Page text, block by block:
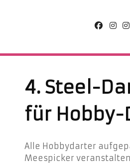
4. Steel-
für Hobby-
Alle Hobbydarter
Meespicker